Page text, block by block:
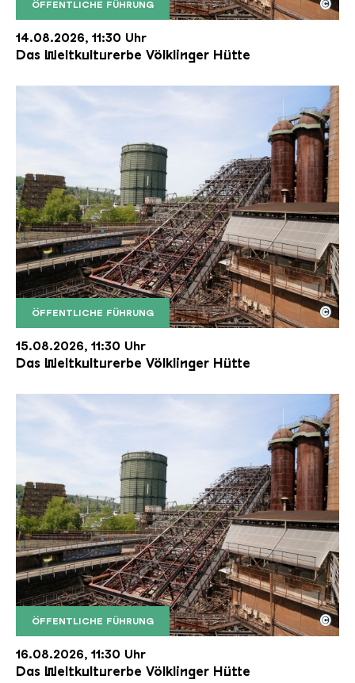
ÖFFENTLICHE FÜHRUNG
Der Erzschrägaufzug der Völklinger Hütte mit
Copyright: Weltkulturerbe Völklinger Hütte | Karl
©
14.08.2026, 11:30 Uhr
Das Weltkulturerbe Völklinger Hütte
ÖFFENTLICHE FÜHRUNG
Der Erzschrägaufzug der Völklinger Hütte mit
Copyright: Weltkulturerbe Völklinger Hütte | Karl
©
15.08.2026, 11:30 Uhr
Das Weltkulturerbe Völklinger Hütte
ÖFFENTLICHE FÜHRUNG
Der Erzschrägaufzug der Völklinger Hütte mit
Copyright: Weltkulturerbe Völklinger Hütte | Karl
©
16.08.2026, 11:30 Uhr
Das Weltkulturerbe Völklinger Hütte